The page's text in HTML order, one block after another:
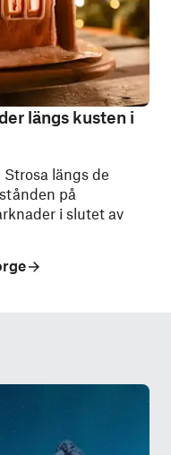
längs kusten i
längs de
på
i slutet av